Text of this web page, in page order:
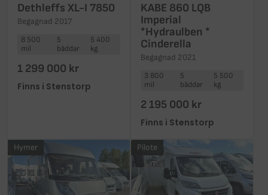
Dethleffs XL-I 7850
Begagnad 2017
8 500
mil
5
bäddar
5 400
kg
1 299 000 kr
Finns i Stenstorp
KABE 860 LQB
Imperial
*Hydraulben *
Cinderella
Begagnad 2021
3 800
mil
5
bäddar
5 500
kg
2 195 000 kr
Finns i Stenstorp
Hymer Pilote